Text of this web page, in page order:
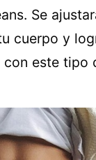
Se
cuerpo y
este tipo